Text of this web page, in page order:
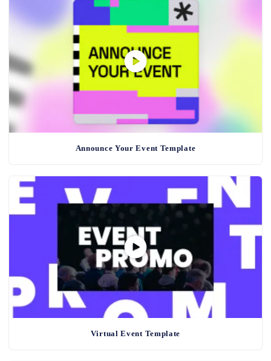
Announce Your Event Template
Virtual Event Template